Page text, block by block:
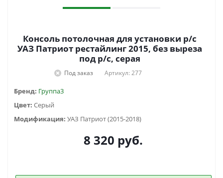
Консоль потолочная для установки р/c
УАЗ Патриот рестайлинг 2015, без выреза
под р/c, серая
Под заказ Артикул: 277
Бренд: Группа3
Цвет: Серый
Модификация: УАЗ Патриот (2015-2018)
8 320 руб.